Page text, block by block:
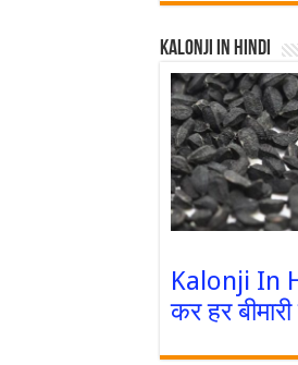
Kalonji In Hindi
Kalonji In
कर हर